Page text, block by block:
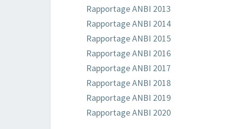
Rapportage ANBI 2013
Rapportage ANBI 2014
Rapportage ANBI 2015
Rapportage ANBI 2016
Rapportage ANBI 2017
Rapportage ANBI 2018
Rapportage ANBI 2019
Rapportage ANBI 2020